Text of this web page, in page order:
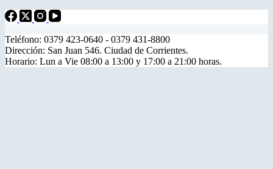
Teléfono: 0379 423-0640 - 0379 431-8800
Dirección: San Juan 546. Ciudad de Corrientes.
Horario: Lun a Vie 08:00 a 13:00 y 17:00 a 21:00 horas.